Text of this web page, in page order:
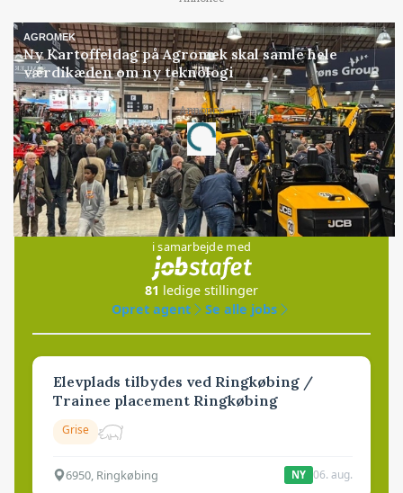
AGROMEK
Ny Kartoffeldag på Agromek skal samle hele
værdikæden om ny teknologi
Annonce
Loading...
Jobs
i samarbejde med
81 ledige stillinger
Opret agent
Se alle jobs
Elevplads tilbydes ved Ringkøbing /
Trainee placement Ringkøbing
Grise
6950, Ringkøbing NY 06. aug.